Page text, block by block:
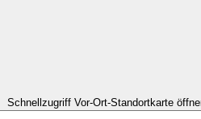
Schnellzugriff Vor-Ort-Standortkarte